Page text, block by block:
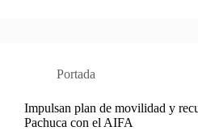
Portada
Impulsan plan de movilidad y
Pachuca con el AIFA